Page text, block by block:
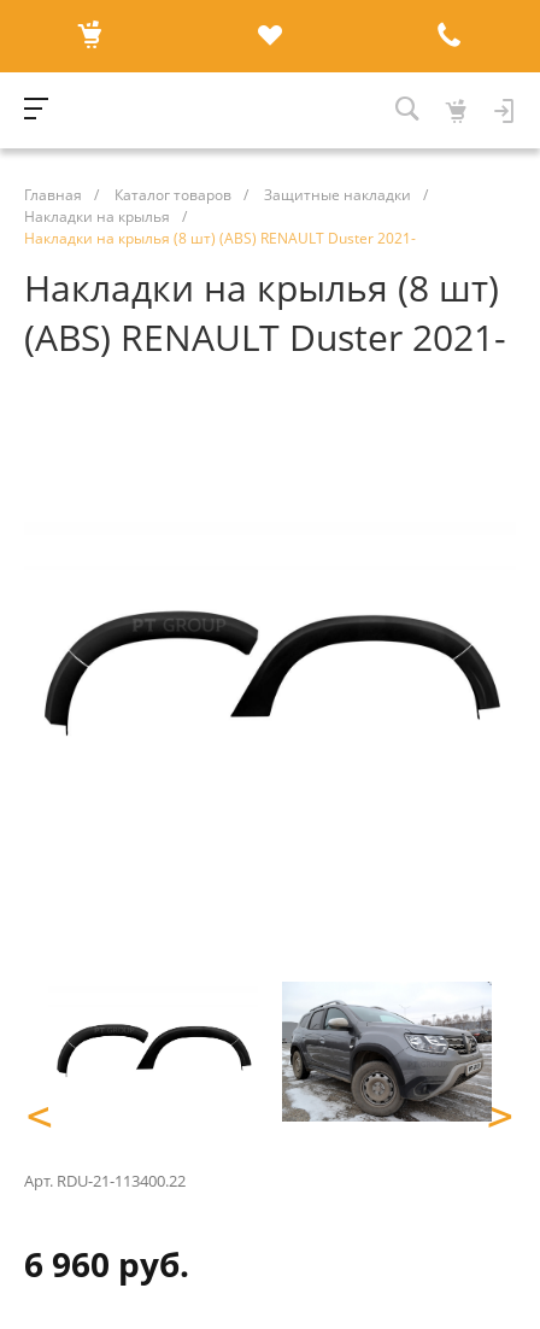
Главная / Каталог товаров / Защитные накладки
/
Накладки на крылья
/
Накладки на крылья (8 шт) (ABS) RENAULT Duster 2021-
Накладки на крылья (8 шт)
(ABS) RENAULT Duster 2021-
< >
Арт. RDU-21-113400.22
6 960 руб.